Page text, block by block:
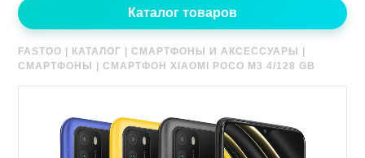
Каталог товаров
FASTOO КАТАЛОГ |СМАРТФОНЫ И АКСЕССУАРЫ
СМАРТФОНЫ
|СМАРТФОН XIAOMI POCO M3 4/128 GB